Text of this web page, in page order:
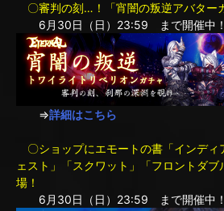
〇審判の刻…！「宵闇の叛逆アバター
6月30日（日）23:59 まで開催中！
⇒詳細はこちら
〇ショップにエモートの書「インデ
ェスト」「スクワット」「フロントダ
場！
6月30日（日）23:59 まで開催中！